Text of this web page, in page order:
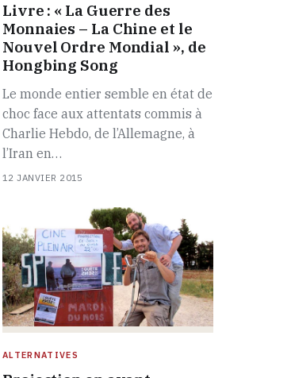
Livre : « La Guerre des
Monnaies – La Chine et le
Nouvel Ordre Mondial », de
Hongbing Song
Le monde entier semble en état de
choc face aux attentats commis à
Charlie Hebdo, de l’Allemagne, à
l’Iran en…
12 JANVIER 2015
ALTERNATIVES